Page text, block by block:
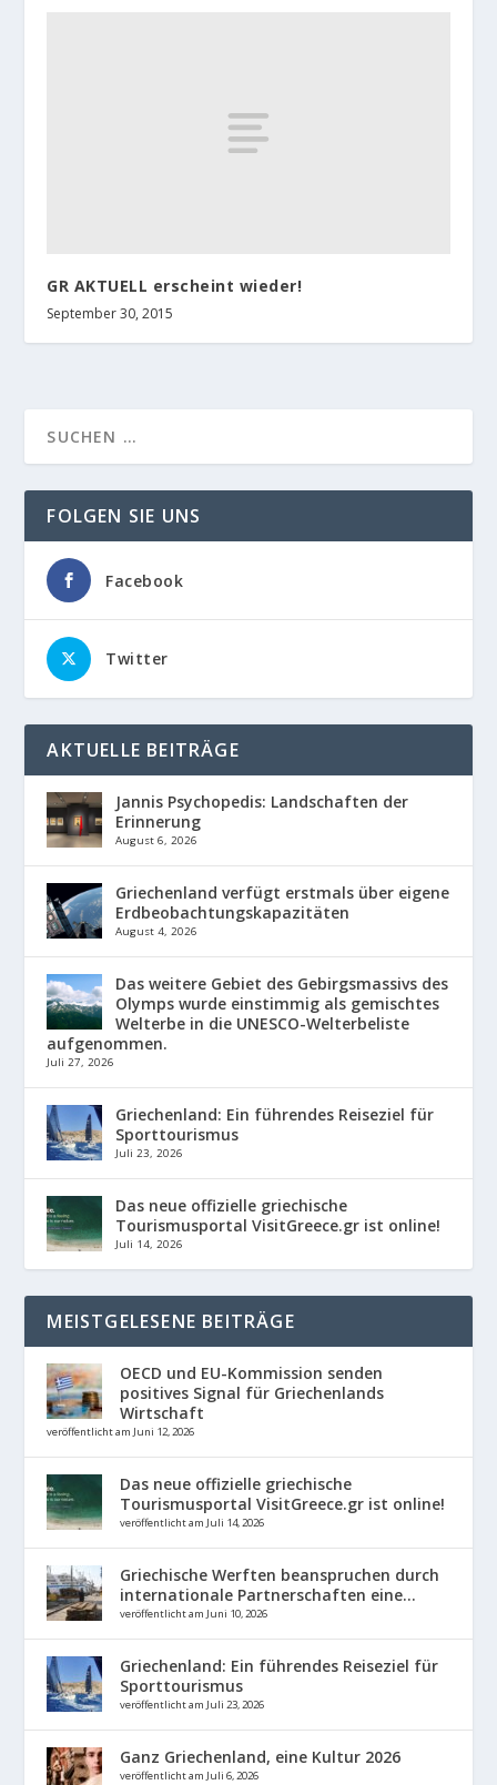
GR AKTUELL erscheint wieder!
September 30, 2015
FOLGEN SIE UNS
Facebook
Twitter
AKTUELLE BEITRÄGE
Jannis Psychopedis: Landschaften der
Erinnerung
August 6, 2026
Griechenland verfügt erstmals über eigene
Erdbeobachtungskapazitäten
August 4, 2026
Das weitere Gebiet des Gebirgsmassivs des
Olymps wurde einstimmig als gemischtes
Welterbe in die UNESCO-Welterbeliste
aufgenommen.
Juli 27, 2026
Griechenland: Ein führendes Reiseziel für
Sporttourismus
Juli 23, 2026
Das neue offizielle griechische
Tourismusportal VisitGreece.gr ist online!
Juli 14, 2026
MEISTGELESENE BEITRÄGE
OECD und EU-Kommission senden
positives Signal für Griechenlands
Wirtschaft
veröffentlicht am Juni 12, 2026
Das neue offizielle griechische
Tourismusportal VisitGreece.gr ist online!
veröffentlicht am Juli 14, 2026
Griechische Werften beanspruchen durch
internationale Partnerschaften eine...
veröffentlicht am Juni 10, 2026
Griechenland: Ein führendes Reiseziel für
Sporttourismus
veröffentlicht am Juli 23, 2026
Ganz Griechenland, eine Kultur 2026
veröffentlicht am Juli 6, 2026